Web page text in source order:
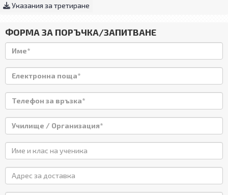
Указания за третиране
ФОРМА ЗА ПОРЪЧКА/ЗАПИТВАНЕ